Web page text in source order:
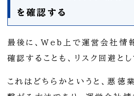
を確認する
最後に、Web上で運営会社情
確認することも、リスク回避とし
これはどちらかというと、悪徳